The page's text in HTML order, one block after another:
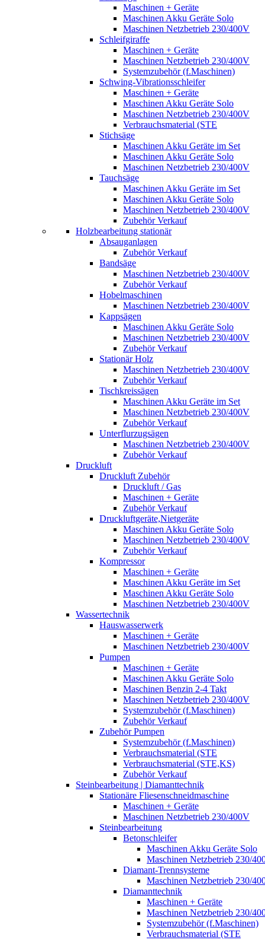
Maschinen + Geräte
Maschinen Akku Geräte Solo
Maschinen Netzbetrieb 230/400V
Schleifgiraffe
Maschinen + Geräte
Maschinen Netzbetrieb 230/400V
Systemzubehör (f.Maschinen)
Schwing-Vibrationsschleifer
Maschinen + Geräte
Maschinen Akku Geräte Solo
Maschinen Netzbetrieb 230/400V
Verbrauchsmaterial (STE
Stichsäge
Maschinen Akku Geräte im Set
Maschinen Akku Geräte Solo
Maschinen Netzbetrieb 230/400V
Tauchsäge
Maschinen Akku Geräte im Set
Maschinen Akku Geräte Solo
Maschinen Netzbetrieb 230/400V
Zubehör Verkauf
Holzbearbeitung stationär
Absauganlagen
Zubehör Verkauf
Bandsäge
Maschinen Netzbetrieb 230/400V
Zubehör Verkauf
Hobelmaschinen
Maschinen Netzbetrieb 230/400V
Kappsägen
Maschinen Akku Geräte Solo
Maschinen Netzbetrieb 230/400V
Zubehör Verkauf
Stationär Holz
Maschinen Netzbetrieb 230/400V
Zubehör Verkauf
Tischkreissägen
Maschinen Akku Geräte im Set
Maschinen Netzbetrieb 230/400V
Zubehör Verkauf
Unterflurzugsägen
Maschinen Netzbetrieb 230/400V
Zubehör Verkauf
Druckluft
Druckluft Zubehör
Druckluft / Gas
Maschinen + Geräte
Zubehör Verkauf
Druckluftgeräte,Nietgeräte
Maschinen Akku Geräte Solo
Maschinen Netzbetrieb 230/400V
Zubehör Verkauf
Kompressor
Maschinen + Geräte
Maschinen Akku Geräte im Set
Maschinen Akku Geräte Solo
Maschinen Netzbetrieb 230/400V
Wassertechnik
Hauswasserwerk
Maschinen + Geräte
Maschinen Netzbetrieb 230/400V
Pumpen
Maschinen + Geräte
Maschinen Akku Geräte Solo
Maschinen Benzin 2-4 Takt
Maschinen Netzbetrieb 230/400V
Systemzubehör (f.Maschinen)
Zubehör Verkauf
Zubehör Pumpen
Systemzubehör (f.Maschinen)
Verbrauchsmaterial (STE
Verbrauchsmaterial (STE,KS)
Zubehör Verkauf
Steinbearbeitung | Diamanttechnik
Stationäre Fliesenschneidmaschine
Maschinen + Geräte
Maschinen Netzbetrieb 230/400V
Steinbearbeitung
Betonschleifer
Maschinen Akku Geräte Solo
Maschinen Netzbetrieb 230/
Diamant-Trennsysteme
Maschinen Netzbetrieb 230/
Diamanttechnik
Maschinen + Geräte
Maschinen Netzbetrieb 230/
Systemzubehör (f.Maschinen)
Verbrauchsmaterial (STE